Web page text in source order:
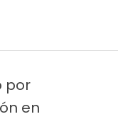
por
en